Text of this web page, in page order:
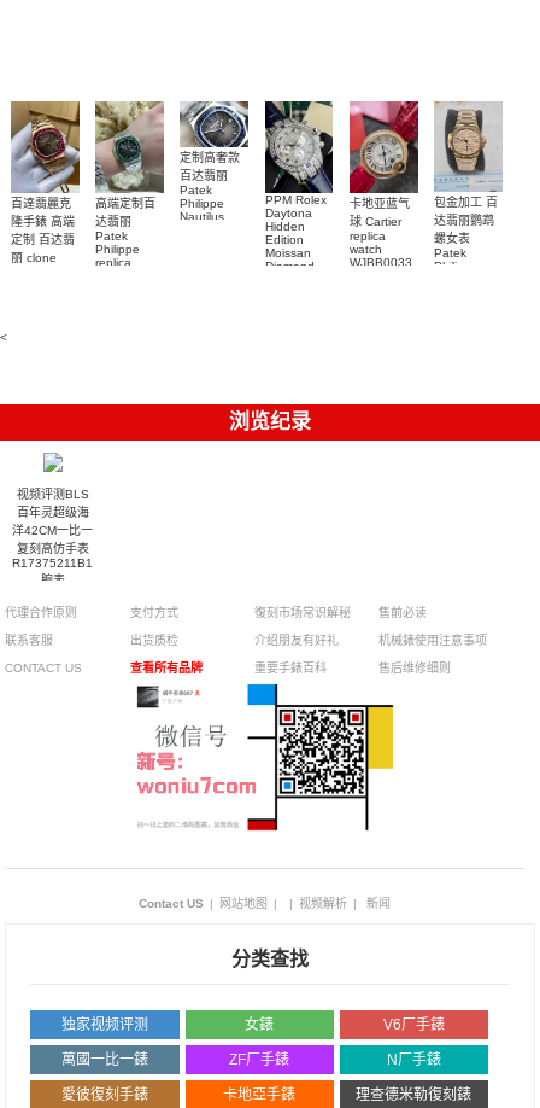
百達翡麗克
隆手錶 高端
定制 百达翡
丽 clone
高端定制百
达翡丽
Patek
Philippe
replica
定制高奢款
百达翡丽
Patek
Philippe
Nautilus
PPM Rolex
Daytona
Hidden
Edition
Moissan
Diamond
卡地亚蓝气
球 Cartier
replica
watch
WJBB0033
包金加工 百
达翡丽鹦鹉
螺女表
Patek
Philippe
<
浏览纪录
视频评测BLS
百年灵超级海
洋42CM一比一
复刻高仿手表
R17375211B1S1
腕表
代理合作原则
联系客服
CONTACT US
支付方式
出货质检
查看所有品牌
復刻市场常识解秘
介绍朋友有好礼
重要手錶百科
售前必读
机械錶使用注意事项
售后维修细则
Contact US | 网站地图 | | 视频解析 | 新闻
分类查找
独家视频评测 女錶 V6厂手錶
萬國一比一錶 ZF厂手錶 N厂手錶
愛彼復刻手錶 卡地亞手錶 理查德米勒復刻錶